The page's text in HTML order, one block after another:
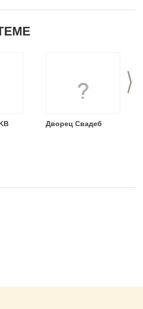
>
Дворец Свадеб